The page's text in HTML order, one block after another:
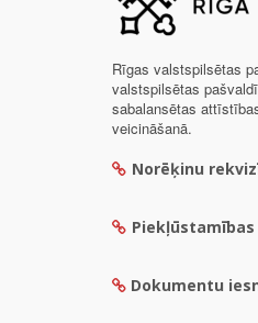
Rīgas valstspilsētas
valstspilsētas
sabalansētas
veicināšanā.
Norēķinu
Dokumentu